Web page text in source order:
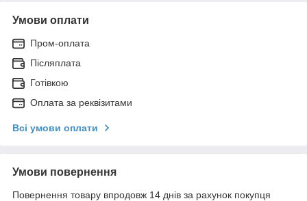
Умови оплати
Пром-оплата
Післяплата
Готівкою
Оплата за реквізитами
Всі умови оплати
Умови повернення
Повернення товару впродовж 14 днів за рахунок покупця